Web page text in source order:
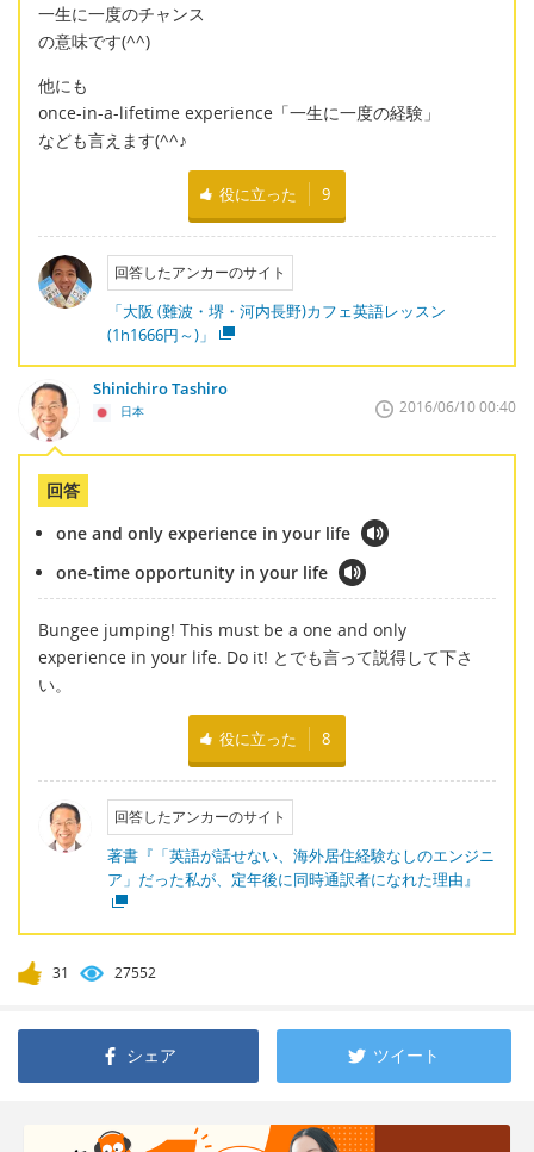
一生に一度のチャンス
の意味です(^^)
他にも
once-in-a-lifetime experience「一生に一度の経験」
なども言えます(^^♪
役に立った 9
回答したアンカーのサイト
「大阪 (難波・堺・河内長野)カフェ英語レッスン
(1h1666円～)」
Shinichiro Tashiro
日本 2016/06/10 00:40
回答
one and only experience in your life
one-time opportunity in your life
Bungee jumping! This must be a one and only
experience in your life. Do it! とでも言って説得して下さ
い。
役に立った 8
回答したアンカーのサイト
著書『「英語が話せない、海外居住経験なしのエンジニ
ア」だった私が、定年後に同時通訳者になれた理由』
31 27552
シェア ツイート